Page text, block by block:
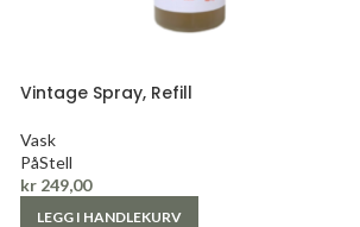
Vintage Spray, Refill
Vask
PåStell
kr 249,00
LEGG I HANDLEKURV